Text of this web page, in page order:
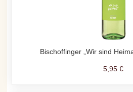
Bischoffinger „Wir sind
5,95 €